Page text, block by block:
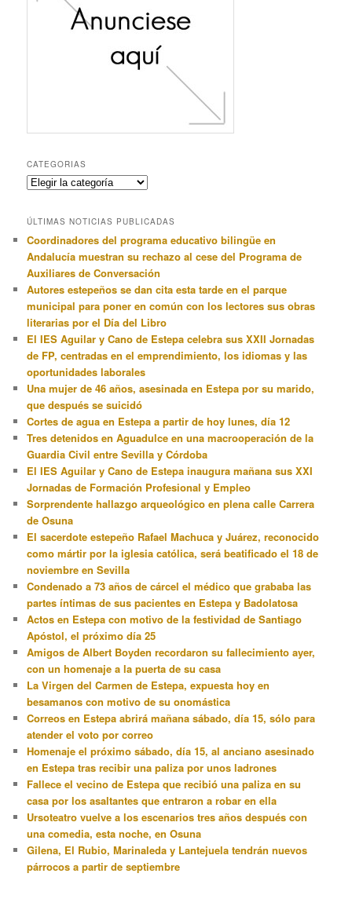
CATEGORIAS
Categorias
ÚLTIMAS NOTICIAS PUBLICADAS
Coordinadores del programa educativo bilingüe en
Andalucía muestran su rechazo al cese del Programa de
Auxiliares de Conversación
Autores estepeños se dan cita esta tarde en el parque
municipal para poner en común con los lectores sus obras
literarias por el Día del Libro
El IES Aguilar y Cano de Estepa celebra sus XXII Jornadas
de FP, centradas en el emprendimiento, los idiomas y las
oportunidades laborales
Una mujer de 46 años, asesinada en Estepa por su marido,
que después se suicidó
Cortes de agua en Estepa a partir de hoy lunes, día 12
Tres detenidos en Aguadulce en una macrooperación de la
Guardia Civil entre Sevilla y Córdoba
El IES Aguilar y Cano de Estepa inaugura mañana sus XXI
Jornadas de Formación Profesional y Empleo
Sorprendente hallazgo arqueológico en plena calle Carrera
de Osuna
El sacerdote estepeño Rafael Machuca y Juárez, reconocido
como mártir por la iglesia católica, será beatificado el 18 de
noviembre en Sevilla
Condenado a 73 años de cárcel el médico que grababa las
partes íntimas de sus pacientes en Estepa y Badolatosa
Actos en Estepa con motivo de la festividad de Santiago
Apóstol, el próximo día 25
Amigos de Albert Boyden recordaron su fallecimiento ayer,
con un homenaje a la puerta de su casa
La Virgen del Carmen de Estepa, expuesta hoy en
besamanos con motivo de su onomástica
Correos en Estepa abrirá mañana sábado, día 15, sólo para
atender el voto por correo
Homenaje el próximo sábado, día 15, al anciano asesinado
en Estepa tras recibir una paliza por unos ladrones
Fallece el vecino de Estepa que recibió una paliza en su
casa por los asaltantes que entraron a robar en ella
Ursoteatro vuelve a los escenarios tres años después con
una comedia, esta noche, en Osuna
Gilena, El Rubio, Marinaleda y Lantejuela tendrán nuevos
párrocos a partir de septiembre